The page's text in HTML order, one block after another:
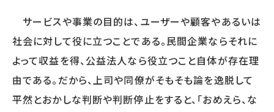
採用エントリー
OTHER
HRデータ解説
サービスや事業の目的は、ユーザーや顧客やあるいは
社会に対して役に立つことである。民間企業ならそれに
よって収益を得、公益法人なら役立つこと自体が存在理
由である。だから、上司や同僚がそもそも論を逸脱して
平然とおかしな判断や判断停止をすると、「おめえら、な